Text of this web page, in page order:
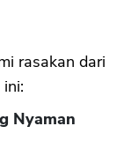
rasakan dari
Nyaman